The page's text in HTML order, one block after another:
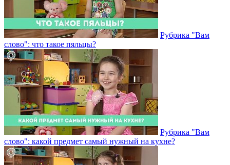
Рубрика "Вам
слово": что такое пяльцы?
Рубрика "Вам
слово": какой предмет самый нужный на кухне?